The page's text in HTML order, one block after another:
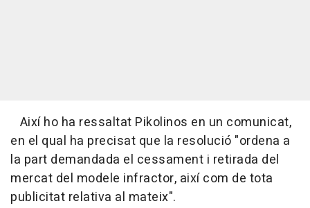
Així ho ha ressaltat Pikolinos en un comunicat,
en el qual ha precisat que la resolució "ordena a
la part demandada el cessament i retirada del
mercat del modele infractor, així com de tota
publicitat relativa al mateix".